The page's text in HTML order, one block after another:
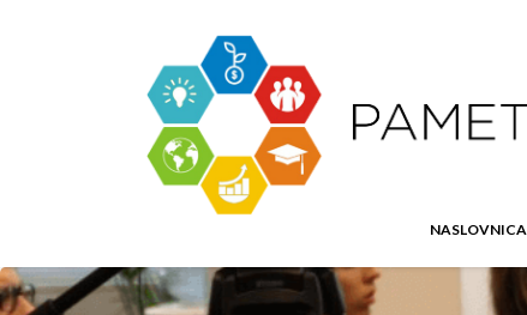
NASLOVNICA